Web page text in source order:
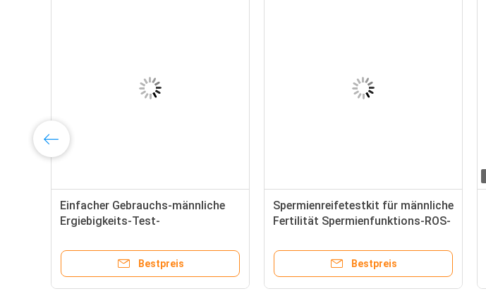
Einfacher Gebrauchs-männliche
Ergiebigkeits-Test-
Unfruchtbarkeits-Diagnosen-
Ausrüstung für fruchtbares
Bestpreis
Spermienreifetestkit für männliche
Fertilität Spermienfunktions-ROS-
Bestpreis